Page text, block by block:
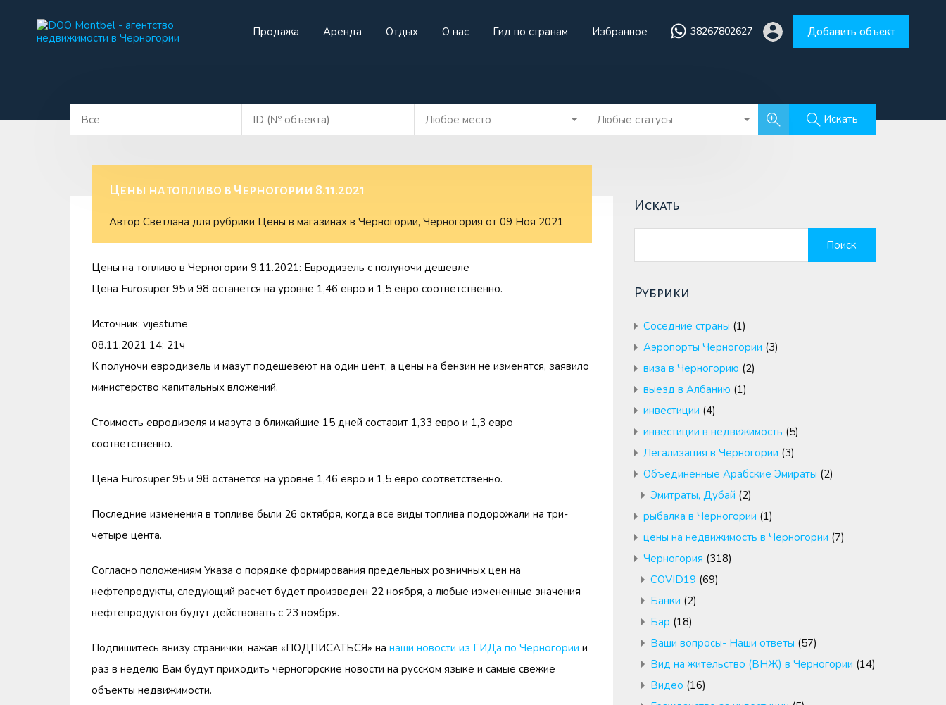
Продажа Аренда Отдых О нас Гид по странам Избранное 38267802627 Добавить объект
Продажа Аренда Отдых О нас Гид по странам Избранное 38267802627 Добавить объект
Любое место Любые статусы Искать
Цены на топливо в Черногории 8.11.2021
Автор Светлана для рубрики Цены в магазинах в Черногории, Черногория от 09 Ноя 2021
Цены на топливо в Черногории 9.11.2021: Евродизель с полуночи дешевле
Цена Eurosuper 95 и 98 останется на уровне 1,46 евро и 1,5 евро соответственно.
Источник: vijesti.me
08.11.2021 14: 21ч
К полуночи евродизель и мазут подешевеют на один цент, а цены на бензин не изменятся, заявило
министерство капитальных вложений.
Стоимость евродизеля и мазута в ближайшие 15 дней составит 1,33 евро и 1,3 евро
соответственно.
Цена Eurosuper 95 и 98 останется на уровне 1,46 евро и 1,5 евро соответственно.
Последние изменения в топливе были 26 октября, когда все виды топлива подорожали на три-
четыре цента.
Согласно положениям Указа о порядке формирования предельных розничных цен на
нефтепродукты, следующий расчет будет произведен 22 ноября, а любые измененные значения
нефтепродуктов будут действовать с 23 ноября.
Подпишитесь внизу странички, нажав «ПОДПИСАТЬСЯ» на наши новости из ГИДа по Черногории и
раз в неделю Вам будут приходить черногорские новости на русском языке и самые свежие
объекты недвижимости.
Искать
Найти:
Рубрики
Cоседние страны (1)
Аэропорты Черногории (3)
виза в Черногорию (2)
выезд в Албанию (1)
инвестиции (4)
инвестиции в недвижимость (5)
Легализация в Черногории (3)
Объединенные Арабские Эмираты (2)
Эмитраты, Дубай (2)
рыбалка в Черногории (1)
цены на недвижимость в Черногории (7)
Черногория (318)
COVID19 (69)
Банки (2)
Бар (18)
Ваши вопросы- Наши ответы (57)
Вид на жительство (ВНЖ) в Черногории (14)
Видео (16)